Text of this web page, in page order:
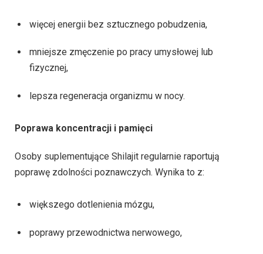
więcej energii bez sztucznego pobudzenia,
mniejsze zmęczenie po pracy umysłowej lub
fizycznej,
lepsza regeneracja organizmu w nocy.
Poprawa koncentracji i pamięci
Osoby suplementujące Shilajit regularnie raportują
poprawę zdolności poznawczych. Wynika to z:
większego dotlenienia mózgu,
poprawy przewodnictwa nerwowego,